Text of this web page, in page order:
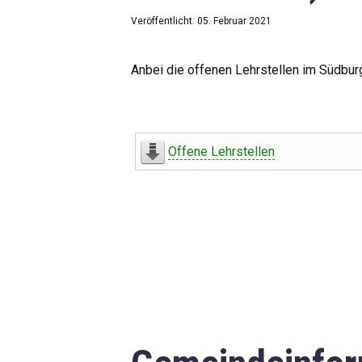
Veröffentlicht: 05. Februar 2021
Anbei die offenen Lehrstellen im
Offene Lehrstellen